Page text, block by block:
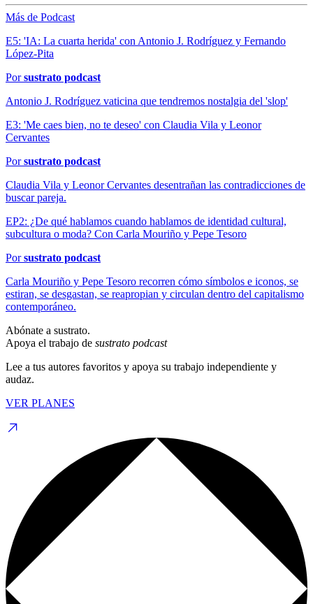
Más de Podcast
E5: 'IA: La cuarta herida' con Antonio J. Rodríguez y Fernando
López-Pita
Porsustrato podcast
Antonio J. Rodríguez vaticina que tendremos nostalgia del 'slop'
E3: 'Me caes bien, no te deseo' con Claudia Vila y Leonor
Cervantes
Porsustrato podcast
Claudia Vila y Leonor Cervantes desentrañan las contradicciones de
buscar pareja.
EP2: ¿De qué hablamos cuando hablamos de identidad cultural,
subcultura o moda? Con Carla Mouriño y Pepe Tesoro
Porsustrato podcast
Carla Mouriño y Pepe Tesoro recorren cómo símbolos e iconos, se
estiran, se desgastan, se reapropian y circulan dentro del capitalismo
contemporáneo.
Abónate a sustrato.
Apoya el trabajo de sustrato podcast
Lee a tus autores favoritos y apoya su trabajo independiente y
audaz.
VER PLANES